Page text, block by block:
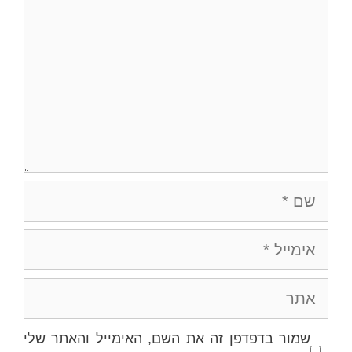
שם
אימייל
אתר
שמור בדפדפן זה את השם, האימייל והאתר שלי